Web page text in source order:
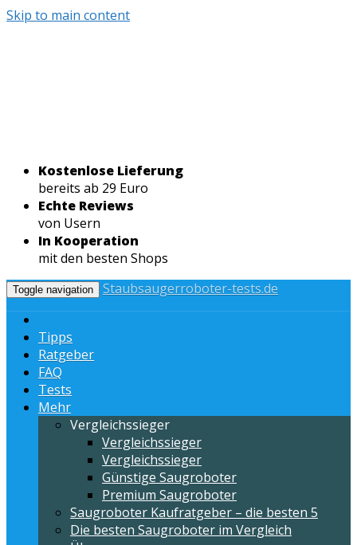
Skip to main content
Kostenlose Lieferung
bereits ab 29 Euro
Echte Reviews
von Usern
In Kooperation
mit den besten Shops
Toggle navigation Staubsaugerroboter-tests.de
Tipps
Ratgeber
FAQ
Tests
Mehr
Vergleichssieger
Vergleichssieger
Vergleichssieger
Günstige Saugroboter
Premium Saugroboter
Saugroboter Kaufratgeber – die besten 5
Die besten Saugroboter im Vergleich